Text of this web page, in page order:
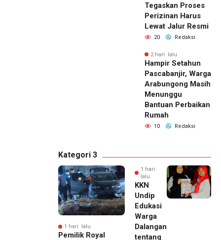
Tegaskan Proses
Perizinan Harus
Lewat Jalur Resmi
20 Redaksi
2 hari lalu
Hampir Setahun
Pascabanjir, Warga
Arabungong Masih
Menunggu
Bantuan Perbaikan
Rumah
10 Redaksi
Kategori 3
1 hari lalu
Pemilik Royal
1 hari
lalu
KKN
Undip
Edukasi
Warga
Dalangan
tentang